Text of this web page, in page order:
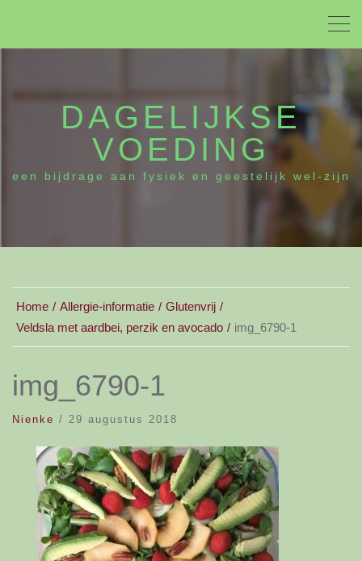
DAGELIJKSE
VOEDING
een bijdrage aan fysiek en geestelijk wel-zijn
Home Allergie-informatie
Glutenvrij
Veldsla met aardbei, perzik en avocado
img_6790-1
img_6790-1
Nienke / 29 augustus 2018